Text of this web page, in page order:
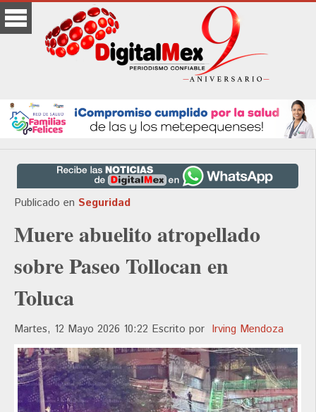
Publicado en Seguridad
Muere abuelito atropellado
sobre Paseo Tollocan en
Toluca
Martes, 12 Mayo 2026 10:22 Escrito por Irving Mendoza